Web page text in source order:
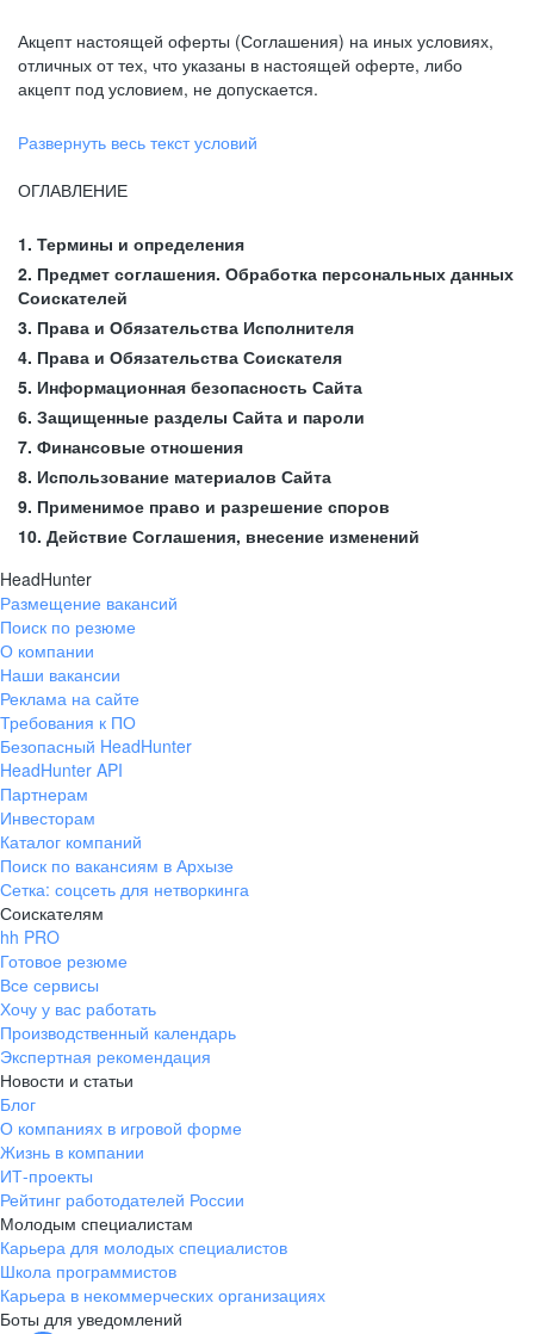
Акцепт настоящей оферты (Соглашения) на иных условиях,
отличных от тех, что указаны в настоящей оферте, либо
акцепт под условием, не допускается.
Развернуть весь текст условий
ОГЛАВЛЕНИЕ
1. Термины и определения
2. Предмет соглашения. Обработка персональных данных
Соискателей
3. Права и Обязательства Исполнителя
4. Права и Обязательства Соискателя
5. Информационная безопасность Сайта
6. Защищенные разделы Сайта и пароли
7. Финансовые отношения
8. Использование материалов Сайта
9. Применимое право и разрешение споров
10. Действие Соглашения, внесение изменений
HeadHunter
Размещение вакансий
Поиск по резюме
О компании
Наши вакансии
Реклама на сайте
Требования к ПО
Безопасный HeadHunter
HeadHunter API
Партнерам
Инвесторам
Каталог компаний
Поиск по вакансиям в Архызе
Сетка: соцсеть для нетворкинга
Соискателям
hh PRO
Готовое резюме
Все сервисы
Хочу у вас работать
Производственный календарь
Экспертная рекомендация
Новости и статьи
Блог
О компаниях в игровой форме
Жизнь в компании
ИТ-проекты
Рейтинг работодателей России
Молодым специалистам
Карьера для молодых специалистов
Школа программистов
Карьера в некоммерческих организациях
Боты для уведомлений